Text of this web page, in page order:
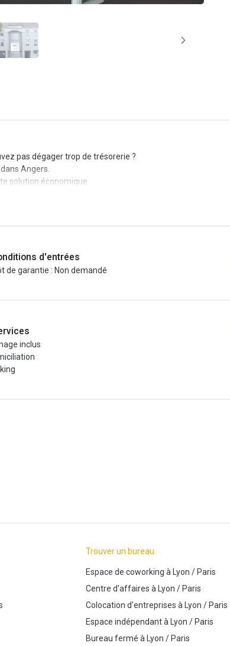
pas dégager trop de trésorerie ?
Angers.
solution économique.
d'entrées
de garantie : Non demandé
inclus
Trouver un bureau
Espace de coworking à Lyon / Paris
Centre d'affaires à Lyon / Paris
Colocation d'entreprises à Lyon / Paris
Espace indépendantà Lyon / Paris
Bureau fermé à Lyon / Paris